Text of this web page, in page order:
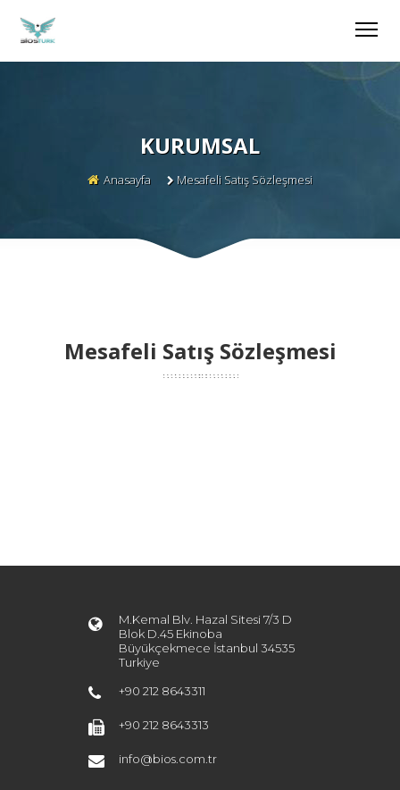
KURUMSAL
Anasayfa Mesafeli Satış Sözleşmesi
Mesafeli Satış Sözleşmesi
M.Kemal Blv. Hazal Sitesi 7/3 D
Blok D.45 Ekinoba
Büyükçekmece İstanbul 34535
Turkiye
+90 212 8643311
+90 212 8643313
info@bios.com.tr